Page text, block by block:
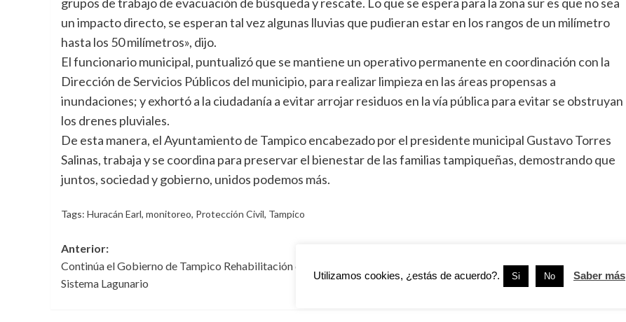
un impacto directo, se esperan tal vez algunas lluvias que pudieran estar en los rangos de un milímetro
hasta los 50 milímetros», dijo.
El funcionario municipal, puntualizó que se mantiene un operativo permanente en coordinación con la
Dirección de Servicios Públicos del municipio, para realizar limpieza en las áreas propensas a
inundaciones; y exhortó a la ciudadanía a evitar arrojar residuos en la vía pública para evitar se obstruyan
los drenes pluviales.
De esta manera, el Ayuntamiento de Tampico encabezado por el presidente municipal Gustavo Torres
Salinas, trabaja y se coordina para preservar el bienestar de las familias tampiqueñas, demostrando que
juntos, sociedad y gobierno, unidos podemos más.
Tags: Huracán Earl, monitoreo, Protección Civil, Tampico
Navegación
de
entradas
Anterior:
Continúa el Gobierno de Tampico Rehabilitación del
Sistema Lagunario
Buscan Diputados se Reparen los Daños a las Víctimas del
Delito del Campo Tamaulipeco
Utilizamos cookies, ¿estás de acuerdo?. Si No Saber más